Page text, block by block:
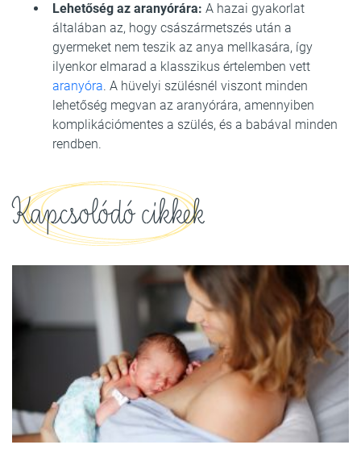
Lehetőség az aranyórára: A hazai gyakorlat
általában az, hogy császármetszés után a
gyermeket nem teszik az anya mellkasára, így
ilyenkor elmarad a klasszikus értelemben vett
aranyóra. A hüvelyi szülésnél viszont minden
lehetőség megvan az aranyórára, amennyiben
komplikációmentes a szülés, és a babával minden
rendben.
Kapcsolódó cikkek